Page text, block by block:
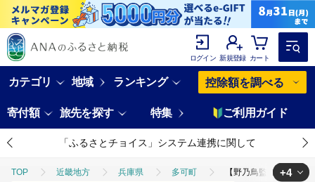
ログイン 新規登録 カート
カテゴリ 地域 ランキング 控除額を調べる
寄付額 旅先を探す 特集 ご利用ガイド
「ふるさとチョイス」システム連携に関して
TOP 近畿地方 兵庫県 多可町 【野乃鳥監修】焼き
+4